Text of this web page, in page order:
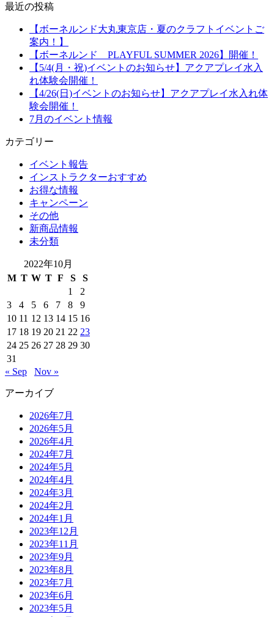
最近の投稿
【ボーネルンド大丸東京店・夏のクラフトイベントご
案内！】
【ボーネルンド PLAYFUL SUMMER 2026】開催！
【5/4(月・祝)イベントのお知らせ】アクアプレイ水入
れ体験会開催！
【4/26(日)イベントのお知らせ】アクアプレイ水入れ体
験会開催！
7月のイベント情報
カテゴリー
イベント報告
インストラクターおすすめ
お得な情報
キャンペーン
その他
新商品情報
未分類
2022年10月
M T W T F S
S
1
2
3
4 5 6 7 8
9
10 11 12 13 14 15 16
17 18 19 20 21 22 23
24 25 26 27 28 29 30
31
« Sep
Nov »
アーカイブ
2026年7月
2026年5月
2026年4月
2024年7月
2024年5月
2024年4月
2024年3月
2024年2月
2024年1月
2023年12月
2023年11月
2023年9月
2023年8月
2023年7月
2023年6月
2023年5月